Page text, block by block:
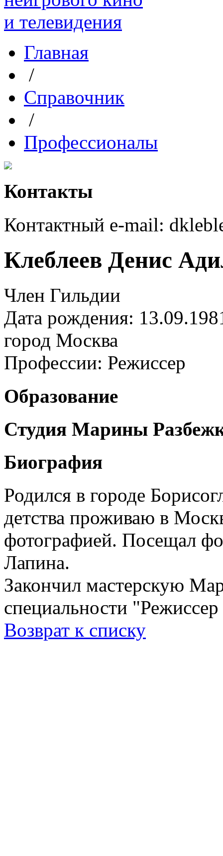
Главная
/
Справочник
/
Профессионалы
Контакты
Контактный e-mail:
Клеблеев Денис
Член Гильдии
Дата рождения:
город Москва
Профессии: Режиссер
Образование
Студия Марины
Биография
Родился в городе
детства проживаю в
фотографией. Посещал
Лапина.
Закончил мастерскую
специальности
Возврат к списку